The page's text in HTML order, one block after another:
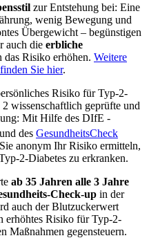
zur Entstehung bei: Eine
wenig Bewegung und
Übergewicht – begünstigen
auch die erbliche
das Risiko erhöhen. Weitere
Sie hier.
Risiko für Typ-2-
wissenschaftlich geprüfte und
Mit Hilfe des DIfE -
und des GesundheitsCheck
anonym Ihr Risiko ermitteln,
2-Diabetes zu erkranken.
ab 35 Jahren alle 3 Jahre
Check-up in der
auch der Blutzuckerwert
erhöhtes Risiko für Typ-2-
Maßnahmen gegensteuern.